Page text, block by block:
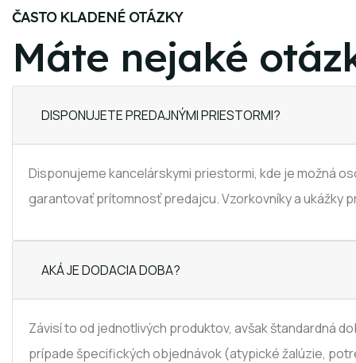
ČASTO KLADENÉ OTÁZKY
Máte nejaké
DISPONUJETE PREDAJNÝMI PRIESTORMI?
Disponujeme kancelárskymi priestormi, kde je možná
garantovať prítomnosť predajcu. Vzorkovníky a ukážky
AKÁ JE DODACIA DOBA?
Závisí to od jednotlivých produktov, avšak štandardná
prípade špecifických objednávok (atypické žalúzie,